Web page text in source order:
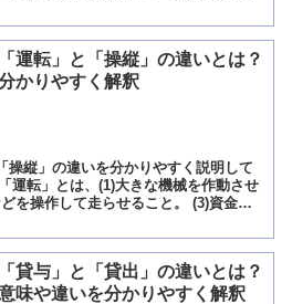
「運転」と「操縦」の違いとは？
かりやすく解釈
操縦」の違いを分かりやすく説明して
運転」とは、(1)大きな機械を作動させ
を操作して走らせること。 (3)資金な
「貸与」と「貸出」の違いとは？
味や違いを分かりやすく解釈